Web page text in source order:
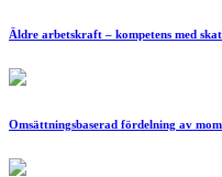
Äldre arbetskraft – kompetens med
Omsättningsbaserad fördelning av